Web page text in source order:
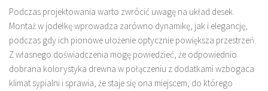
Podczas projektowania warto zwrócić uwagę na układ desek.
Montaż w jodełkę wprowadza zarówno dynamikę, jak i elegancję,
podczas gdy ich pionowe ułożenie optycznie powiększa przestrzeń.
Z własnego doświadczenia mogę powiedzieć, że odpowiednio
dobrana kolorystyka drewna w połączeniu z dodatkami wzbogaca
klimat sypialni i sprawia, że staje się ona miejscem, do którego